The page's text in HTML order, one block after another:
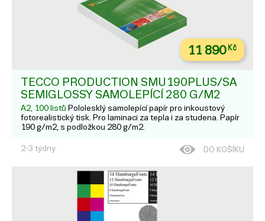
11 890Kč
TECCO PRODUCTION SMU190PLUS/SA
SEMIGLOSSY SAMOLEPÍCÍ 280 G/M2
A2, 100 listů Pololesklý samolepící papír pro inkoustový
fotorealistický tisk. Pro laminaci za tepla i za studena. Papír
190 g/m2, s podložkou 280 g/m2.
2-3 týdny DO KOŠÍKU